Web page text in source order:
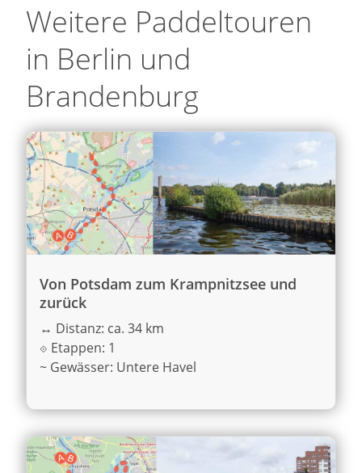
Weitere Paddeltouren
in Berlin und
Brandenburg
Von Potsdam zum Krampnitzsee und
zurück
↔ Distanz: ca. 34 km
⟐ Etappen: 1
~ Gewässer: Untere Havel